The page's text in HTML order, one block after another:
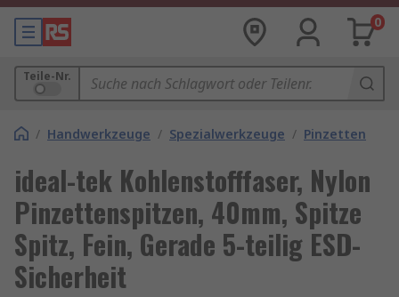
0
Teile-Nr.
/ Handwerkzeuge / Spezialwerkzeuge / Pinzetten
ideal-tek Kohlenstofffaser, Nylon
Pinzettenspitzen, 40mm, Spitze
Spitz, Fein, Gerade 5-teilig ESD-
Sicherheit